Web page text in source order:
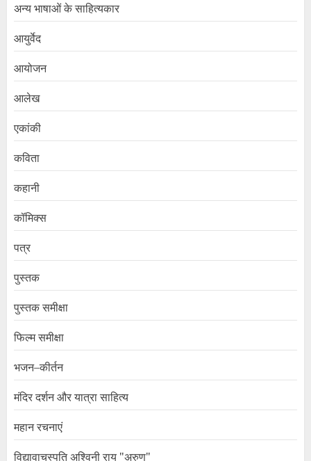
अन्य भाषाओं के साहित्यकार
आयुर्वेद
आयोजन
आलेख
एकांकी
कविता
कहानी
कॉमिक्स
पत्र
पुस्तक
पुस्तक समीक्षा
फिल्म समीक्षा
भजन–कीर्तन
मंदिर दर्शन और यात्रा साहित्य
महान रचनाएं
विद्यावाचस्पति अश्विनी राय "अरुण"